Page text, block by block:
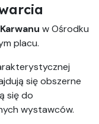
w Ośrodku
placu.
się obszerne
się do
wystawców.